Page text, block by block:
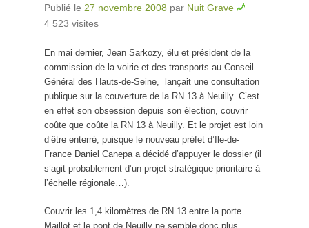
Publié le 27 novembre 2008 par Nuit Grave
4 523 visites
En mai dernier, Jean Sarkozy, élu et président de la
commission de la voirie et des transports au Conseil
Général des Hauts-de-Seine, lançait une consultation
publique sur la couverture de la RN 13 à Neuilly. C’est
en effet son obsession depuis son élection, couvrir
coûte que coûte la RN 13 à Neuilly. Et le projet est loin
d’être enterré, puisque le nouveau préfet d’Ile-de-
France Daniel Canepa a décidé d’appuyer le dossier (il
s’agit probablement d’un projet stratégique prioritaire à
l’échelle régionale…).
Couvrir les 1,4 kilomètres de RN 13 entre la porte
Maillot et le pont de Neuilly ne semble donc plus